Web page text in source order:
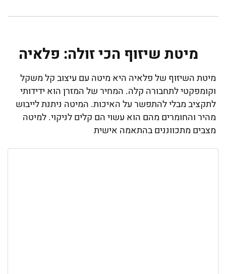
מיטת שיזוף הכי זולה: פלאיה
מיטת השיזוף של פלאיה היא מיטה עם עיצוב קל משקל
וקומפקטי לתחבורה קלה. המחיר של המזרן הוא ידידותי
לתקציב מבלי להתפשר על האיכות. המיטה ניתנת לייבוש
מהיר והחומרים מהם הוא עשוי הם קלים לניקוי. למיטה
מצבים מתכווננים בהתאמה אישית